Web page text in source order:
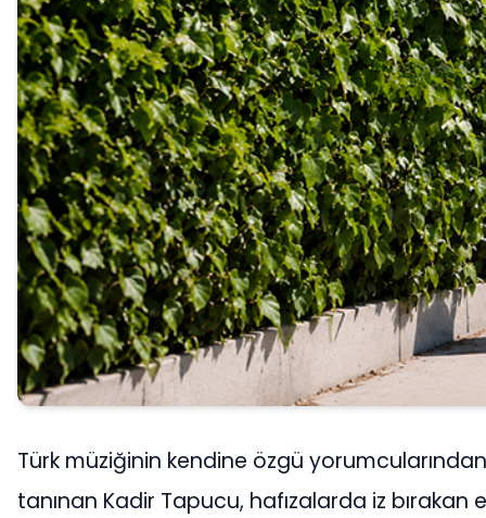
Türk müziğinin kendine özgü
tanınan Kadir Tapucu, hafızalarda iz